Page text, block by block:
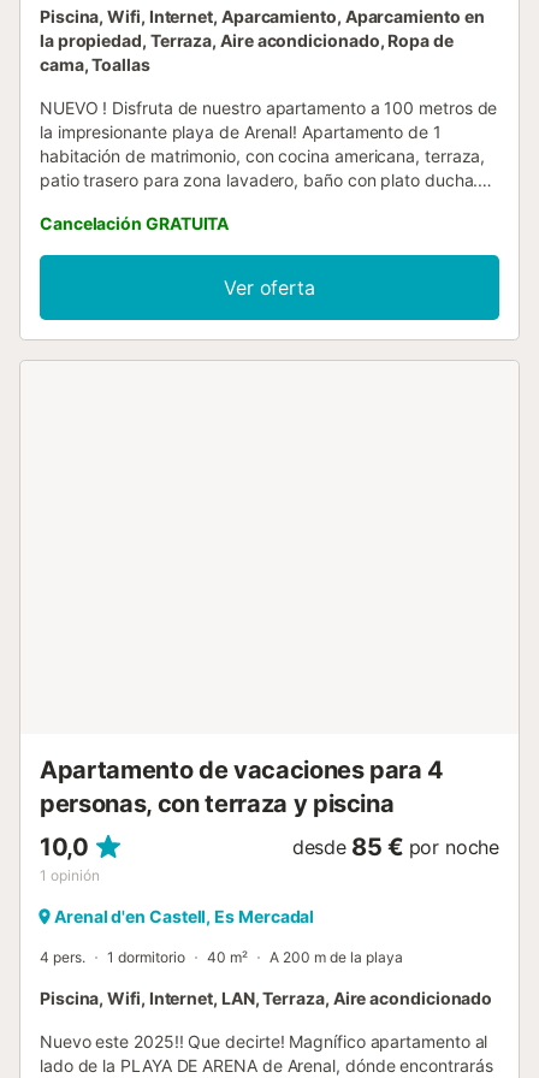
Piscina, Wifi, Internet, Aparcamiento, Aparcamiento en
la propiedad, Terraza, Aire acondicionado, Ropa de
cama, Toallas
NUEVO ! Disfruta de nuestro apartamento a 100 metros de
la impresionante playa de Arenal! Apartamento de 1
habitación de matrimonio, con cocina americana, terraza,
patio trasero para zona lavadero, baño con plato ducha.
Dispondrás de una piscina comunitaria fantástica para
toda la familia, zonas exteriores amplias, y bajada directa
a la playa. A tan sólo 50 metros, tendrás todos los
servicios como: Restaurantes con diferentes gastronomías,
tiendas, souvenirs, supermercados, etc.. Y en la playa, no
Cancelación GRATUITA
Ver oferta
Apartamento de vacaciones para 4
personas, con terraza y piscina
10,0
1 opinión
desde 85 € por noche
Arenal d'en Castell, Es Mercadal
4 pers. 1 dormitorio 40 m² A 200 m de la playa
Piscina, Wifi, Internet, LAN, Terraza, Aire acondicionado
Nuevo este 2025!! Que decirte! Magnífico apartamento al
lado de la PLAYA DE ARENA de Arenal, dónde encontrarás